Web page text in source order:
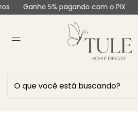
Ganhe 5% pagando com o PIX